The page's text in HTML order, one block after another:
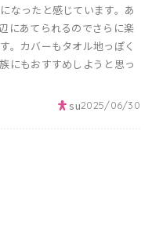
なったと感じています。あ
にあてられるのでさらに楽
。カバーもタオル地っぽく
にもおすすめしようと思っ
su2025/06/30